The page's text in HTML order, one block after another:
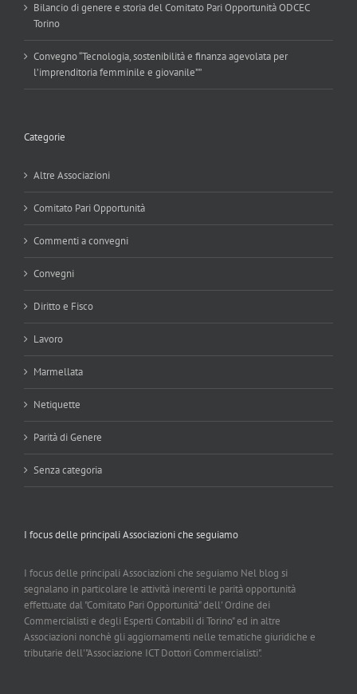
Bilancio di genere e storia del Comitato Pari Opportunità ODCEC
Torino
Convegno “Tecnologia, sostenibilità e finanza agevolata per
l’imprenditoria femminile e giovanile””
Categorie
Altre Associazioni
Comitato Pari Opportunità
Commenti a convegni
Convegni
Diritto e Fisco
Lavoro
Marmellata
Netiquette
Parità di Genere
Senza categoria
I focus delle principali Associazioni che seguiamo
I focus delle principali Associazioni che seguiamo Nel blog si
segnalano in particolare le attività inerenti le parità opportunità
effettuate dal "Comitato Pari Opportunità" dell' Ordine dei
Commercialisti e degli Esperti Contabili di Torino" ed in altre
Associazioni nonchè gli aggiornamenti nelle tematiche giuridiche e
tributarie dell'"Associazione ICT Dottori Commercialisti".